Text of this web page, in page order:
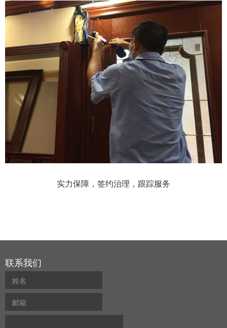
实力保障，签约治理，跟踪服务
联系我们